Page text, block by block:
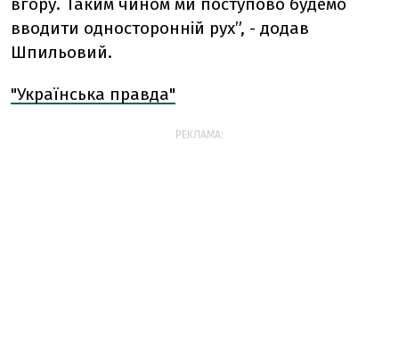
вводити односторонній рух”, - додав
Шпильовий.
"Українська правда"
РЕКЛАМА: